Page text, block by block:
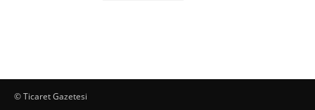
© Ticaret Gazetesi